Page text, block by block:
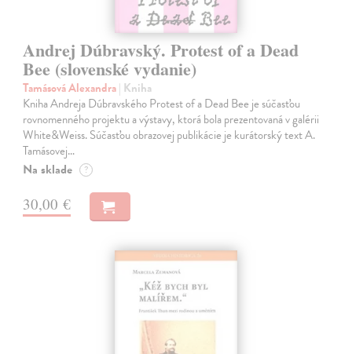
Andrej Dúbravský. Protest of a Dead
Bee (slovenské vydanie)
Tamásová Alexandra| Kniha
Kniha Andreja Dúbravského Protest of a Dead Bee je súčasťou
rovnomenného projektu a výstavy, ktorá bola prezentovaná v galérii
White&Weiss. Súčasťou obrazovej publikácie je kurátorský text A.
Tamásovej…
Na sklade ?
30,00 €